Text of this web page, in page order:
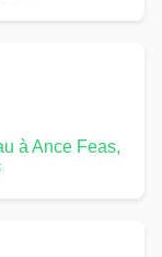
à Ance Feas,